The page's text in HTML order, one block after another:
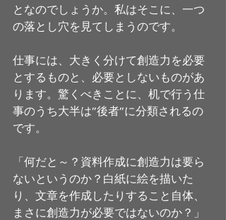
となのでしょうか。私はそこに、一つ
の落とし穴を見てしまうのです。
仕事には、大きく分けて創造力を必要
とするものと、必要としないものがあ
ります。驚くべきことに、机で行う仕
事のうち大半は”後者”に分類されるの
です。
「何だと～？資料作成に創造力は要ら
ないというのか？白紙に絵を描いた
り、文章を作成したりすること自体、
まさに創造力が必要ではないのか？」